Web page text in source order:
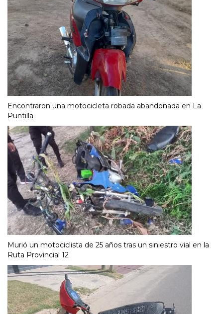
Encontraron una motocicleta robada abandonada en La
Puntilla
Murió un motociclista de 25 años tras un siniestro vial en la
Ruta Provincial 12